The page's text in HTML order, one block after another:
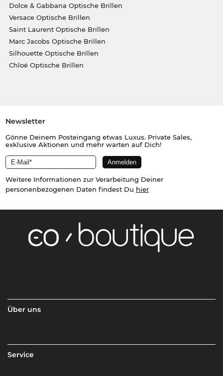
Dolce & Gabbana Optische Brillen
Versace Optische Brillen
Saint Laurent Optische Brillen
Marc Jacobs Optische Brillen
Silhouette Optische Brillen
Chloé Optische Brillen
Newsletter
Gönne Deinem Posteingang etwas Luxus. Private Sales,
exklusive Aktionen und mehr warten auf Dich!
Weitere Informationen zur Verarbeitung Deiner
personenbezogenen Daten findest Du hier
Über uns
Service